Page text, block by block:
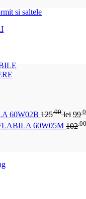
si saltele
60W02B 125.00 lei 99
60W05M 102.00